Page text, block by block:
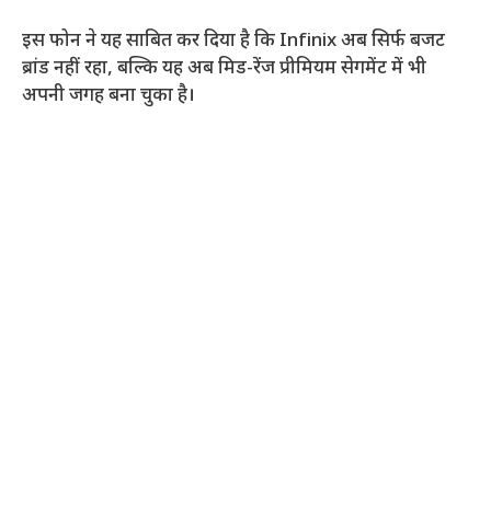
इस फोन ने यह साबित कर दिया है कि Infinix अब सिर्फ बजट
ब्रांड नहीं रहा, बल्कि यह अब मिड-रेंज प्रीमियम सेगमेंट में भी
अपनी जगह बना चुका है।